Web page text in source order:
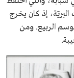
إذ كان يخرج
الربيع. ومن